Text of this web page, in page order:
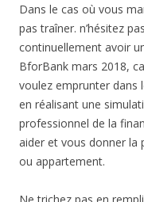
Dans le cas où vous
pas traîner. n’hésitez
continuellement avoir
BforBank mars 2018,
voulez emprunter dans
en réalisant une
professionnel de la
aider et vous donner la
ou appartement.
Ne trichez pas en